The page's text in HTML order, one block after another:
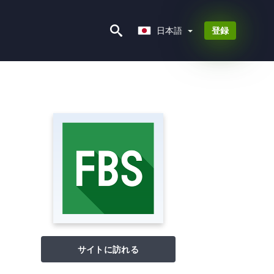
日本語 登録
サイトに訪れる